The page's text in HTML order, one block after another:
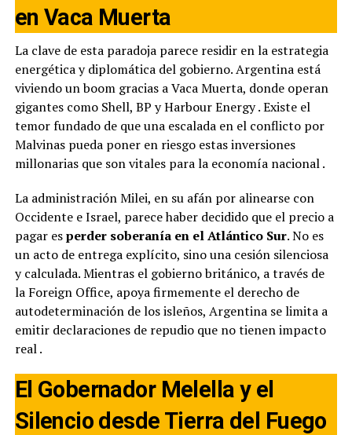
en Vaca Muerta
La clave de esta paradoja parece residir en la estrategia
energética y diplomática del gobierno. Argentina está
viviendo un boom gracias a Vaca Muerta, donde operan
gigantes como Shell, BP y Harbour Energy. Existe el
temor fundado de que una escalada en el conflicto por
Malvinas pueda poner en riesgo estas inversiones
millonarias que son vitales para la economía nacional.
La administración Milei, en su afán por alinearse con
Occidente e Israel, parece haber decidido que el precio a
pagar esperder soberanía en el Atlántico Sur. No es
un acto de entrega explícito, sino una cesión silenciosa
y calculada. Mientras el gobierno británico, a través de
la Foreign Office, apoya firmemente el derecho de
autodeterminación de los isleños, Argentina se limita a
emitir declaraciones de repudio que no tienen impacto
real.
El Gobernador Melella y el
Silencio desde Tierra del Fuego